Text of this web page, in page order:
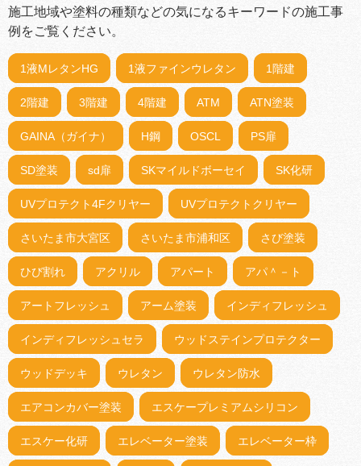
施工地域や塗料の種類などの気になるキーワードの施工事
例をご覧ください。
1液MレタンHG 1液ファインウレタン 1階建
2階建 3階建 4階建 ATM ATN塗装
GAINA（ガイナ） H鋼 OSCL PS扉
SD塗装 sd扉 SKマイルドボーセイ SK化研
UVプロテクト4Fクリヤー UVプロテクトクリヤー
さいたま市大宮区 さいたま市浦和区 さび塗装
ひび割れ アクリル アパート アパ＾－ト
アートフレッシュ アーム塗装 インディフレッシュ
インディフレッシュセラ ウッドステインプロテクター
ウッドデッキ ウレタン ウレタン防水
エアコンカバー塗装 エスケープレミアムシリコン
エスケー化研 エレベーター塗装 エレベーター枠